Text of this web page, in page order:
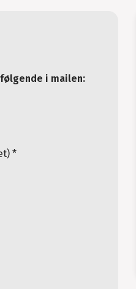
i mailen:
*